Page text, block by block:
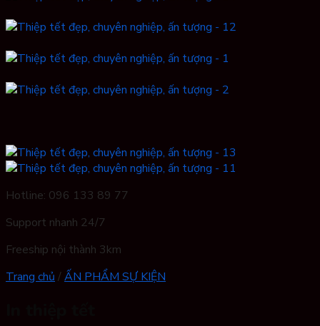
Hotline: 096 133 89 77
Support nhanh 24/7
Freeship nội thành 3km
Trang chủ /ẤN PHẨM SỰ KIỆN